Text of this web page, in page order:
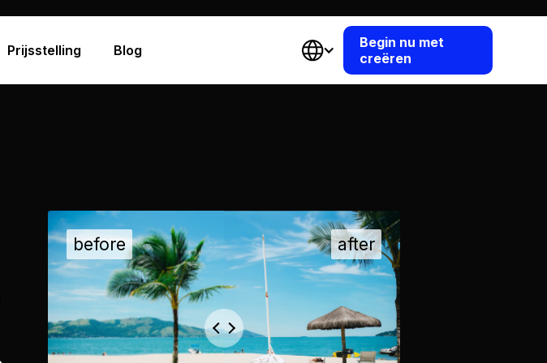
Prijsstelling Blog
Begin nu met
creëren